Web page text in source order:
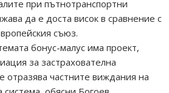
при пътнотранспортни
да е доста висок в сравнение с
съюз.
бонус-малус има проект,
за застрахователна
отразява частните виждания на